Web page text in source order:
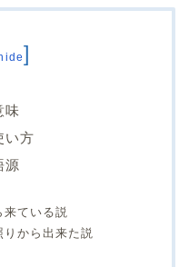
hide]
味
い方
源
来ている説
りから出来た説